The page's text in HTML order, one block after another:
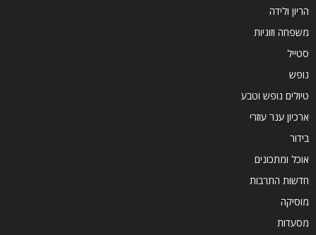
הריון ולידה
משפחה וזוגיות
סטייל
נופש
טיולים נופש וטבע
ארכיון ענר עוזרי
בידור
אוכל ומתכונים
חדשות התרבות
מוסיקה
מסעדות